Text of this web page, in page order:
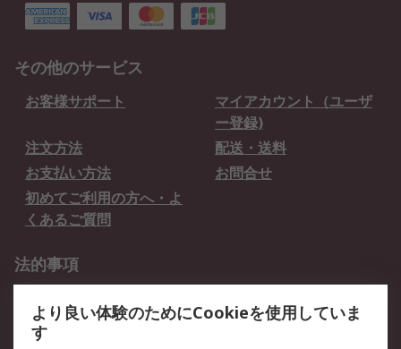
その他のサービス
お客様サポート
マイアカウント（ユーザ
ー登録)
注文方法
配送・送料
お支払い方法
お問合せ
初めてご利用の方へ・よ
くあるご質問
法的事項
クッキーポリシー
より良い体験のためにCookieを使用していま
す